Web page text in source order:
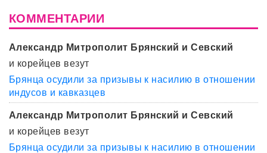
КОММЕНТАРИИ
Александр Митрополит Брянский и Севский
и корейцев везут
Брянца осудили за призывы к насилию в отношении
индусов и кавказцев
Александр Митрополит Брянский и Севский
и корейцев везут
Брянца осудили за призывы к насилию в отношении